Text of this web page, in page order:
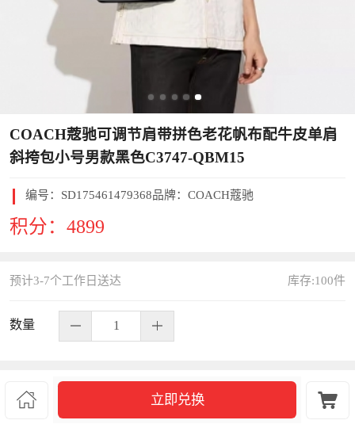
COACH蔲驰可调节肩带拼色老花帆布配牛皮单肩
斜挎包小号男款黑色C3747-QBM15
编号： SD175461479368品牌：COACH蔻驰
积分：4899
库存:100件
预计3-7个工作日送达
数量
 立即兑换 